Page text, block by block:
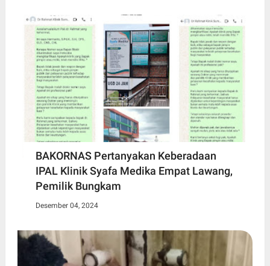
BAKORNAS Pertanyakan Keberadaan
IPAL Klinik Syafa Medika Empat Lawang,
Pemilik Bungkam
Desember 04, 2024